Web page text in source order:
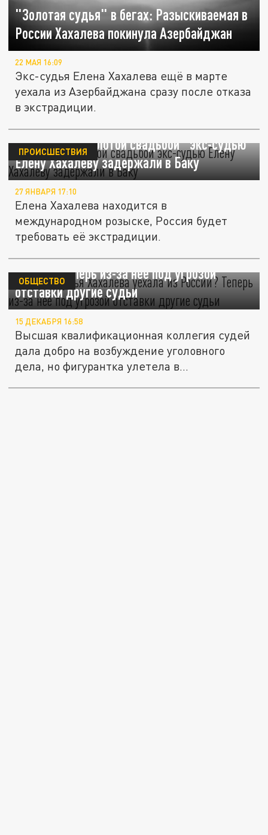
"Золотая судья" в бегах: Разыскиваемая в
России Хахалева покинула Азербайджан
22 МАЯ 16:09
Экс-судья Елена Хахалева ещё в марте
уехала из Азербайджана сразу после отказа
в экстрадиции.
Известную "золотой свадьбой" экс-судью
Елену Хахалеву задержали в Баку
ПРОИСШЕСТВИЯ
27 ЯНВАРЯ 17:10
Елена Хахалева находится в
международном розыске, Россия будет
требовать её экстрадиции.
"Золотая судья" Хахалева уехала из
России? Теперь из-за неё под угрозой
отставки другие судьи
ОБЩЕСТВО
15 ДЕКАБРЯ 16:58
Высшая квалификационная коллегия судей
дала добро на возбуждение уголовного
дела, но фигурантка улетела в...